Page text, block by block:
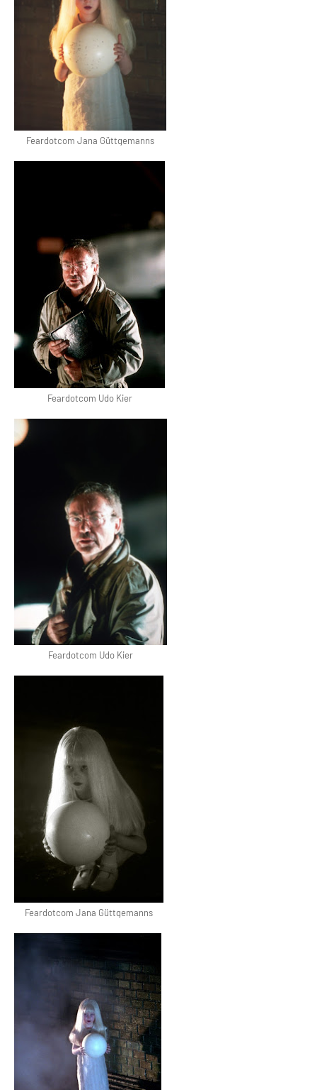
Feardotcom Jana Güttgemanns
Feardotcom Udo Kier
Feardotcom Udo Kier
Feardotcom Jana Güttgemanns